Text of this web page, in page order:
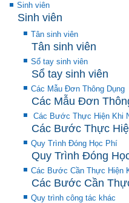
Sinh viên
Sinh viên
Tân sinh viên
Tân sinh viên
Sổ tay sinh viên
Sổ tay sinh viên
Các Mẫu Đơn Thông Dụng
Các Mẫu Đơn
Các Bước Thực Hiện Khi
Các Bước Thực
Quy Trình Đóng Học Phí
Quy Trình Đóng
Các Bước Cần Thực Hiện
Các Bước Cần
Quy trình công tác khác